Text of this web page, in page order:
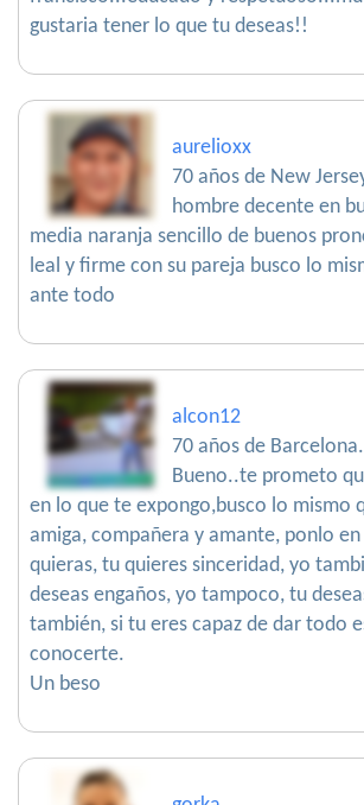
gustaria tener lo que tu deseas!!
aurelioxx
70 años de New
hombre decente en
media naranja sencillo de buenos
leal y firme con su pareja busco lo
ante todo
alcon12
70 años de Barcelona.
Bueno..te prometo
en lo que te expongo,busco lo mismo
amiga, compañera y amante, ponlo
quieras, tu quieres sinceridad, yo
deseas engaños, yo tampoco, tu
también, si tu eres capaz de dar todo
conocerte.
Un beso